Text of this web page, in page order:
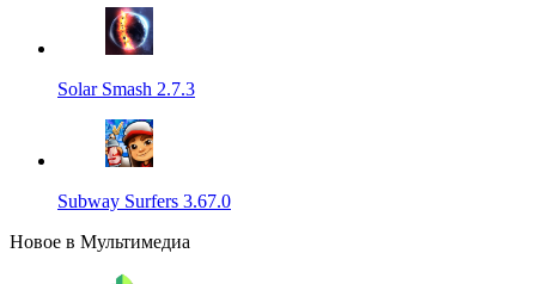
Solar Smash 2.7.3
Subway Surfers 3.67.0
Новое в Мультимедиа